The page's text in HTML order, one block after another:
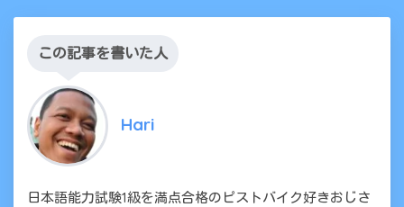
この記事を書いた人
Hari
日本語能力試験1級を満点合格のピストバイク好きおじさ